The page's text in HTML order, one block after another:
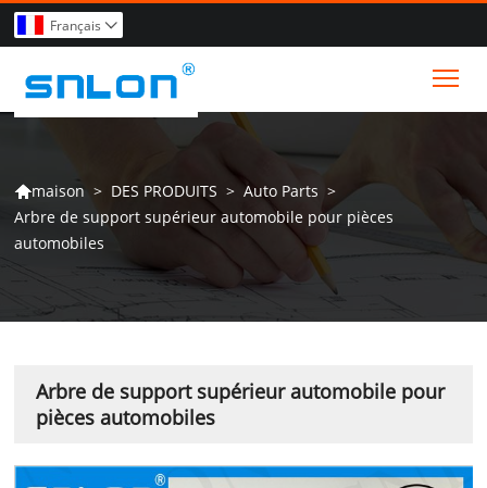
Français 
maison > DES PRODUITS > Auto Parts >
Arbre de support supérieur automobile pour pièces
automobiles
Arbre de support supérieur automobile pour
pièces automobiles